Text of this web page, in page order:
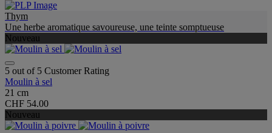
Thym
Une herbe aromatique savoureuse, une teinte somptueuse
Nouveau
5 out of 5 Customer Rating
Moulin à sel
21 cm
CHF 54.00
Nouveau